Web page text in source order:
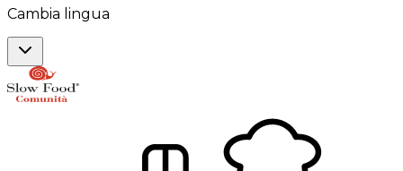
Cambia lingua